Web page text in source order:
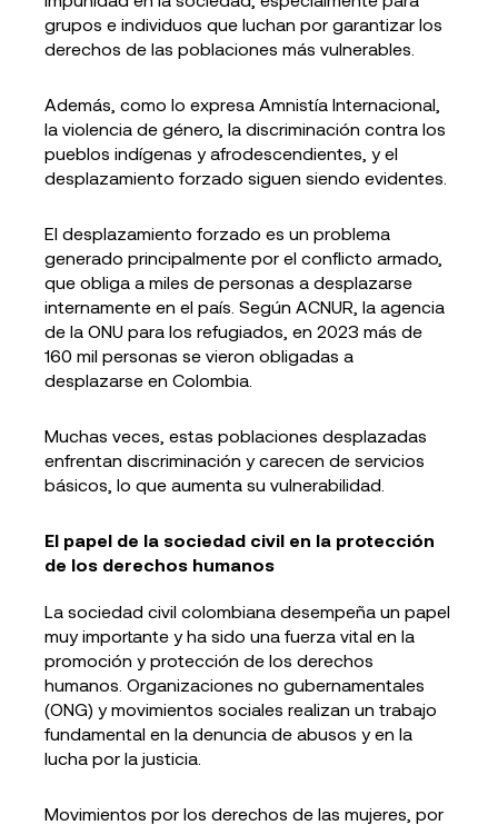
grupos e individuos que luchan por garantizar los
derechos de las poblaciones más vulnerables.
Además, como lo expresa Amnistía Internacional,
la violencia de género, la discriminación contra los
pueblos indígenas y afrodescendientes, y el
desplazamiento forzado siguen siendo evidentes.
El desplazamiento forzado es un problema
generado principalmente por el conflicto armado,
que obliga a miles de personas a desplazarse
internamente en el país. Según ACNUR, la agencia
de la ONU para los refugiados, en 2023 más de
160 mil personas se vieron obligadas a
desplazarse en Colombia.
Muchas veces, estas poblaciones desplazadas
enfrentan discriminación y carecen de servicios
básicos, lo que aumenta su vulnerabilidad.
El papel de la sociedad civil en la protección
de los derechos humanos
La sociedad civil colombiana desempeña un papel
muy importante y ha sido una fuerza vital en la
promoción y protección de los derechos
humanos. Organizaciones no gubernamentales
(ONG) y movimientos sociales realizan un trabajo
fundamental en la denuncia de abusos y en la
lucha por la justicia.
Movimientos por los derechos de las mujeres, por